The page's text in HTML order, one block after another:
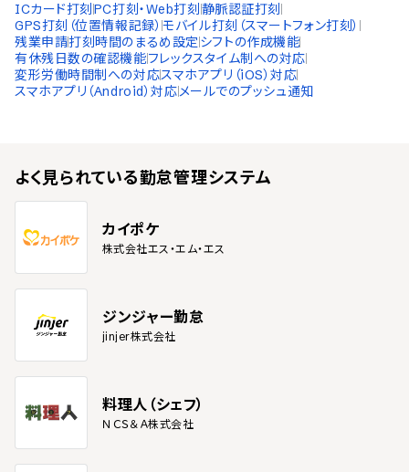
ICカード打刻 PC打刻・Web打刻 静脈認証打刻
GPS打刻（位置情報記録）モバイル打刻（スマートフォン打刻）
残業申請打刻時間のまるめ設定シフトの作成機能
有休残日数の確認機能フレックスタイム制への対応
変形労働時間制への対応スマホアプリ（iOS）対応
スマホアプリ（Android）対応メールでのプッシュ通知
よく見られている勤怠管理システム
カイポケ
株式会社エス・エム・エス
ジンジャー勤怠
jinjer株式会社
料理人（シェフ）
ＮＣＳ＆Ａ株式会社